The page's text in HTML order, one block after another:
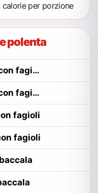
per porzione
polenta
Brodo contadino bellunese con fagioli
Brodo contadino bellunese con fagioli alla contadina bellunese
fagioli
fagioli